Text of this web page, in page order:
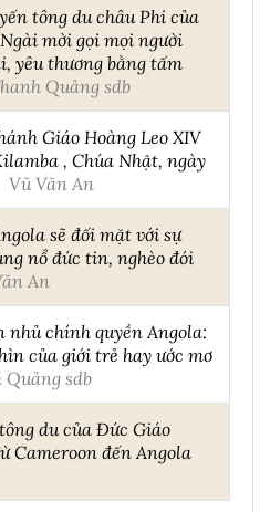
tông du châu Phi của
mời gọi mọi người
yêu thương bằng tấm
Quảng sdb
Giáo Hoàng Leo XIV
, Chúa Nhật, ngày
Vũ Văn An
sẽ đối mặt với sự
nổ đức tin, nghèo đói
An
nhủ chính quyền Angola:
của giới trẻ hay ước mơ
Quảng sdb
du của Đức Giáo
Cameroon đến Angola